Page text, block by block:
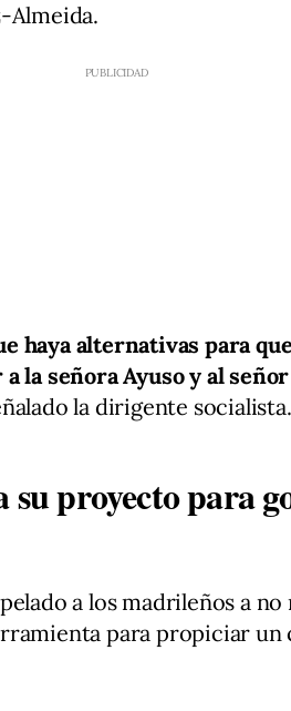
Almeida.
haya alternativas para
la señora Ayuso y al
la dirigente socialista.
proyecto para
a los madrileños a no
para propiciar un